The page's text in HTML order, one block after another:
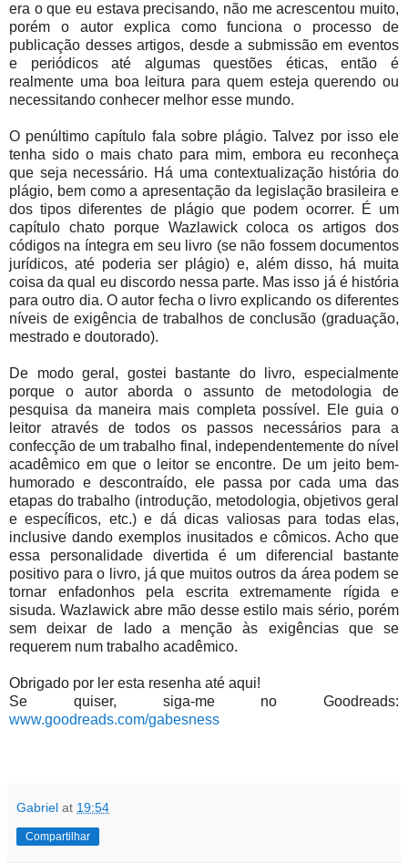
era o que eu estava precisando, não me acrescentou muito,
porém o autor explica como funciona o processo de
publicação desses artigos, desde a submissão em eventos
e periódicos até algumas questões éticas, então é
realmente uma boa leitura para quem esteja querendo ou
necessitando conhecer melhor esse mundo.
O penúltimo capítulo fala sobre plágio. Talvez por isso ele
tenha sido o mais chato para mim, embora eu reconheça
que seja necessário. Há uma contextualização história do
plágio, bem como a apresentação da legislação brasileira e
dos tipos diferentes de plágio que podem ocorrer. É um
capítulo chato porque Wazlawick coloca os artigos dos
códigos na íntegra em seu livro (se não fossem documentos
jurídicos, até poderia ser plágio) e, além disso, há muita
coisa da qual eu discordo nessa parte. Mas isso já é história
para outro dia. O autor fecha o livro explicando os diferentes
níveis de exigência de trabalhos de conclusão (graduação,
mestrado e doutorado).
De modo geral, gostei bastante do livro, especialmente
porque o autor aborda o assunto de metodologia de
pesquisa da maneira mais completa possível. Ele guia o
leitor através de todos os passos necessários para a
confecção de um trabalho final, independentemente do nível
acadêmico em que o leitor se encontre. De um jeito bem-
humorado e descontraído, ele passa por cada uma das
etapas do trabalho (introdução, metodologia, objetivos geral
e específicos, etc.) e dá dicas valiosas para todas elas,
inclusive dando exemplos inusitados e cômicos. Acho que
essa personalidade divertida é um diferencial bastante
positivo para o livro, já que muitos outros da área podem se
tornar enfadonhos pela escrita extremamente rígida e
sisuda. Wazlawick abre mão desse estilo mais sério, porém
sem deixar de lado a menção às exigências que se
requerem num trabalho acadêmico.
Obrigado por ler esta resenha até aqui!
Se quiser, siga-me no Goodreads:
www.goodreads.com/gabesness
Gabriel at 19:54
Compartilhar